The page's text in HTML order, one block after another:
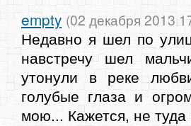
empty (02 декабря 2013
Недавно я шел по
навстречу шел
утонули в реке
голубые глаза и
мою... Кажется, не